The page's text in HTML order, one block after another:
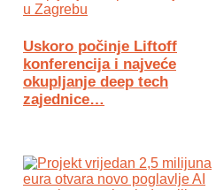
Uskoro počinje Liftoff
konferencija i najveće
okupljanje deep tech
zajednice…